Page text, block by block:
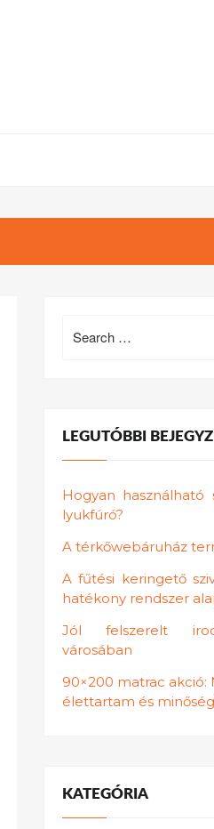
for:
LEGUTÓBBI
Hogyan
lyukfúró?
A térkőwebáruház
A fűtési keringető
hatékony rendszer
Jól felszerelt
városában
90×200 matrac akció:
élettartam és
KATEGÓRIA